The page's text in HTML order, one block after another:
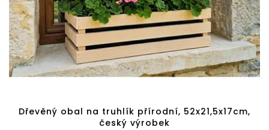
Dřevěný obal na truhlík přírodní, 52x21,5x17cm,
český výrobek